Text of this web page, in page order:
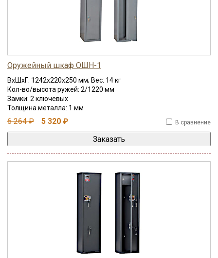
В сравнение
Оружейный шкаф ОШН-1
ВхШхГ: 1242x220x250 мм; Вес: 14 кг
Кол-во/высота ружей: 2/1220 мм
Замки: 2 ключевых
Толщина металла: 1 мм
6 264 ₽ 5 320 ₽